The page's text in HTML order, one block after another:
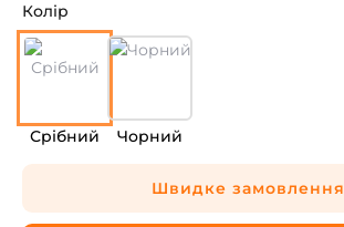
Колір
Срібний Чорний
Швидке замовлення